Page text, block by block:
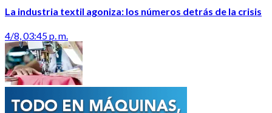
La industria textil agoniza: los números detrás de la crisis
4/8, 03:45 p. m.